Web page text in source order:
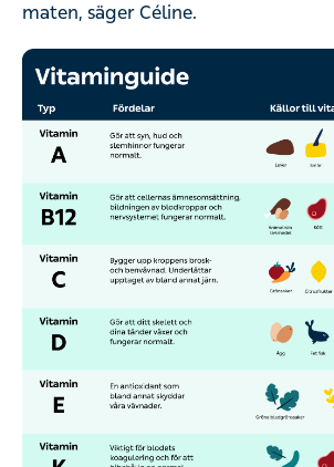
maten, säger Céline.